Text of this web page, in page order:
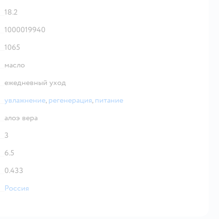
18.2
1000019940
1065
масло
ежедневный уход
увлажнение, регенерация, питание
алоэ вера
3
6.5
0.433
Россия